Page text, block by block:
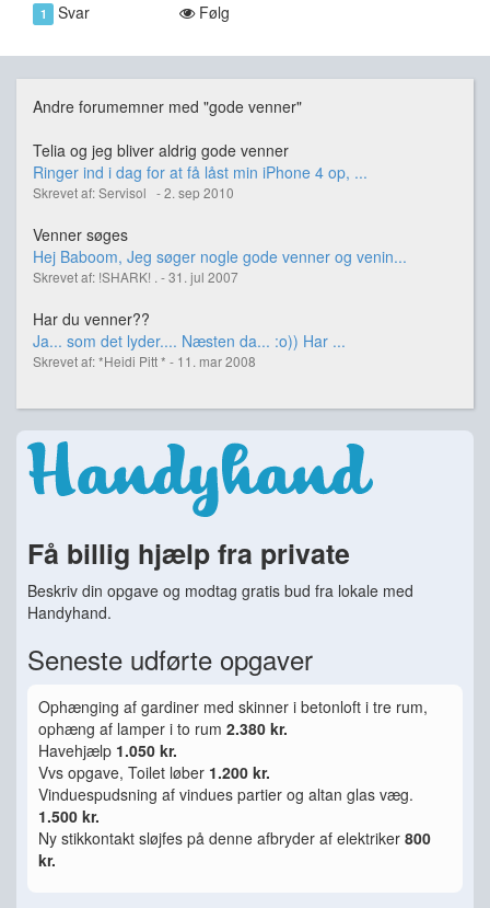
1 Svar Følg
Andre forumemner med "gode venner"
Telia og jeg bliver aldrig gode venner
Ringer ind i dag for at få låst min iPhone 4 op, ...
Skrevet af: Servisol - 2. sep 2010
Venner søges
Hej Baboom, Jeg søger nogle gode venner og venin...
Skrevet af: !SHARK! . - 31. jul 2007
Har du venner??
Ja... som det lyder.... Næsten da... :o)) Har ...
Skrevet af: *Heidi Pitt * - 11. mar 2008
Få billig hjælp fra private
Beskriv din opgave og modtag gratis bud fra lokale med
Handyhand.
Seneste udførte opgaver
Ophænging af gardiner med skinner i betonloft i tre rum,
ophæng af lamper i to rum 2.380 kr.
Havehjælp 1.050 kr.
Vvs opgave, Toilet løber 1.200 kr.
Vinduespudsning af vindues partier og altan glas væg.
1.500 kr.
Ny stikkontakt sløjfes på denne afbryder af elektriker 800
kr.